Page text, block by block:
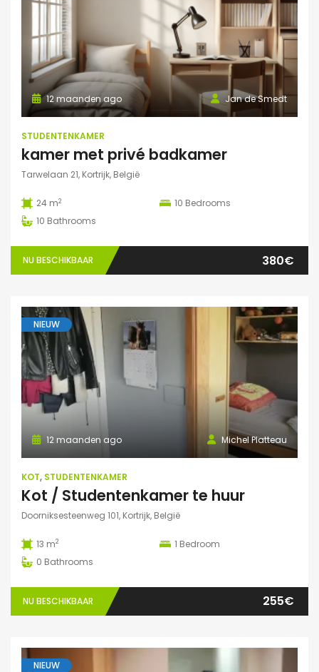
Jan de Smedt
12 maanden ago
STUDENTENKAMER
kamer met privé badkamer
Tarwelaan 21, Kortrijk, België
24 m2 10 Bedrooms
10 Bathrooms
NU BESCHIKBAAR 380€
NIEUW
Michel Platteau
12 maanden ago
KOT, STUDENTENKAMER
Kot / Studentenkamer te huur
Doorniksesteenweg 101, Kortrijk, België
13 m2 1 Bedroom
0 Bathrooms
NU BESCHIKBAAR 255€
NIEUW